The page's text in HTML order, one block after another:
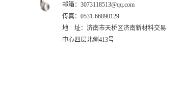
邮箱：3073118513@qq.com
传真：0531-66890129
地 址：济南市天桥区济南新材料交易
中心四层北侧413号